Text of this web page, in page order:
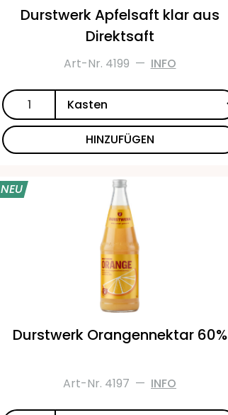
Durstwerk Apfelsaft klar aus
Direktsaft
Art-Nr. 4199 — INFO
HINZUFÜGEN
NEU
Durstwerk Orangennektar 60%
Art-Nr. 4197 — INFO